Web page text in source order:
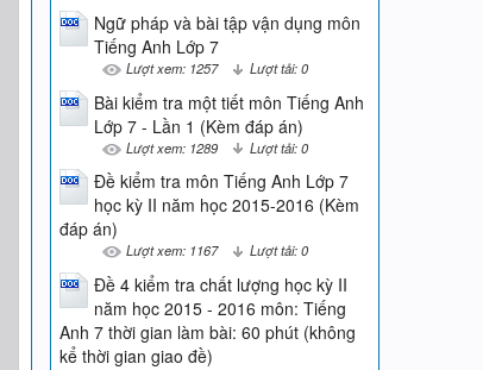
Ngữ pháp và bài tập vận dụng môn
Tiếng Anh Lớp 7
Lượt xem: 1257 Lượt tải: 0
Bài kiểm tra một tiết môn Tiếng Anh
Lớp 7 - Lần 1 (Kèm đáp án)
Lượt xem: 1289 Lượt tải: 0
Đề kiểm tra môn Tiếng Anh Lớp 7
học kỳ II năm học 2015-2016 (Kèm
đáp án)
Lượt xem: 1167 Lượt tải: 0
Đề 4 kiểm tra chất lượng học kỳ II
năm học 2015 - 2016 môn: Tiếng
Anh 7 thời gian làm bài: 60 phút (không
kể thời gian giao đề)